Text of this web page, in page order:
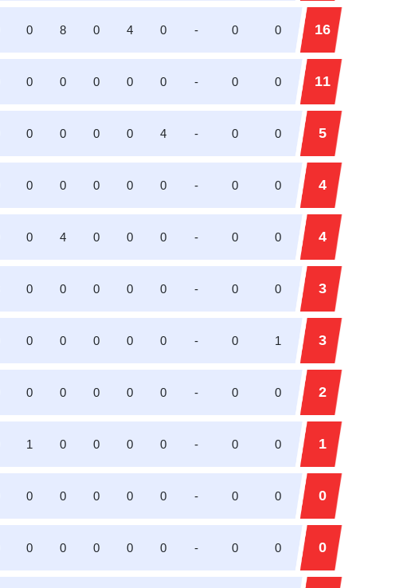
0 8 0 4 0 - 0 0 16
0 0 0 0 0 - 0 0 11
0 0 0 0 4 - 0 0 5
0 0 0 0 0 - 0 0 4
0 4 0 0 0 - 0 0 4
0 0 0 0 0 - 0 0 3
0 0 0 0 0 - 0 1 3
0 0 0 0 0 - 0 0 2
1 0 0 0 0 - 0 0 1
0 0 0 0 0 - 0 0 0
0 0 0 0 0 - 0 0 0